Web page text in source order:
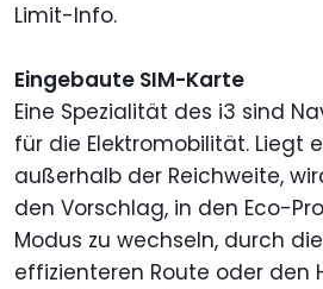
Limit-Info.
Eingebaute SIM-Karte
Eine Spezialität des i3 sind
für die Elektromobilität. Liegt
außerhalb der Reichweite,
den Vorschlag, in den Eco-
Modus zu wechseln, durch
effizienteren Route oder den